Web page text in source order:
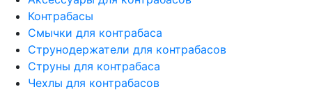
Контрабасы
Смычки для контрабаса
Струнодержатели для контрабасов
Струны для контрабаса
Чехлы для контрабасов